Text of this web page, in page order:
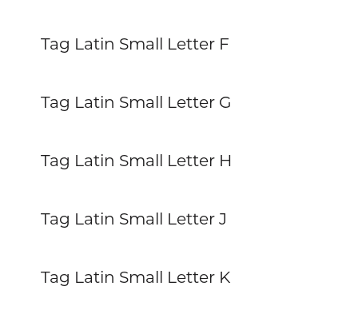
Tag Latin Small Letter F
Tag Latin Small Letter G
Tag Latin Small Letter H
Tag Latin Small Letter J
Tag Latin Small Letter K